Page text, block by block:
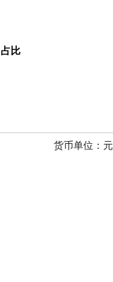
占比
货币单位：元